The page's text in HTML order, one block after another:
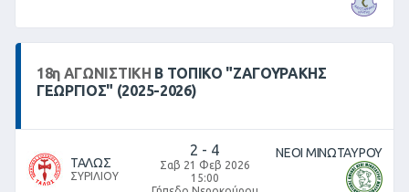
18η ΑΓΩΝΙΣΤΙΚΉ Β ΤΟΠΙΚΌ "ΖΑΓΟΥΡΑΚΗΣ
ΓΕΩΡΓΙΟΣ" (2025-2026)
ΤΑΛΩΣ
ΣΥΡΙΛΙΟΥ
2 - 4
Σαβ 21 Φεβ 2026
15:00
ΝΕΟΙ ΜΙΝΩΤΑΥΡΟΥ